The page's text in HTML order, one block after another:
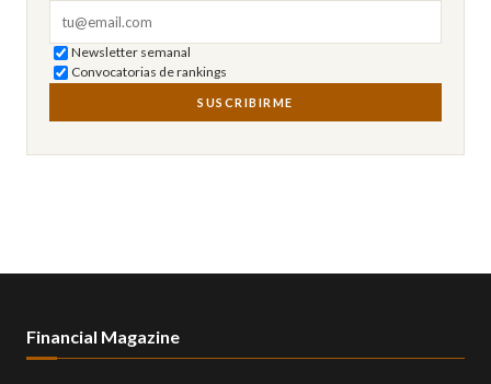
Newsletter semanal
Convocatorias de rankings
SUSCRIBIRME
Financial Magazine